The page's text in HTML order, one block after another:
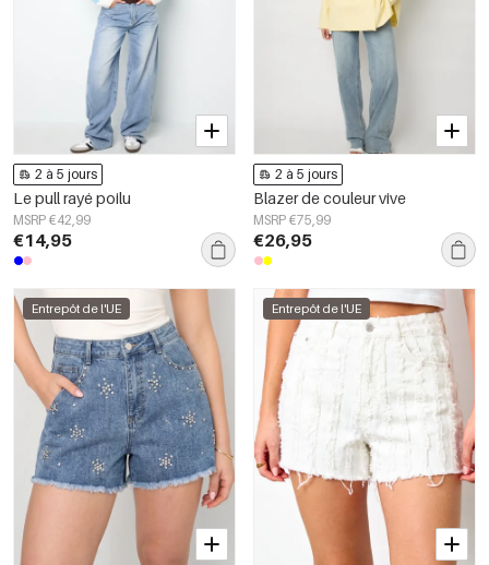
2 à 5 jours
Le pull rayé poilu
MSRP €42,99
€14,95
2 à 5 jours
Blazer de couleur vive
MSRP €75,99
€26,95
Entrepôt de l'UE Entrepôt de l'UE